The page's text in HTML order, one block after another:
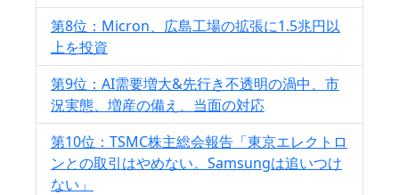
第8位：Micron、広島工場の拡張に1.5兆円以
上を投資
第9位：AI需要増大&先行き不透明の渦中、市
況実態、増産の備え、当面の対応
第10位：TSMC株主総会報告「東京エレクトロ
ンとの取引はやめない。Samsungは追いつけ
ない」